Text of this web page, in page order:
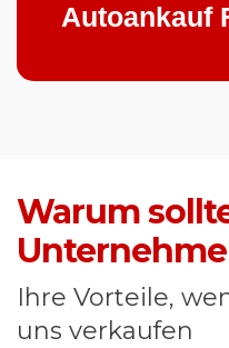
Autoankauf
Warum
Ihre Vorteile,
uns verkaufen